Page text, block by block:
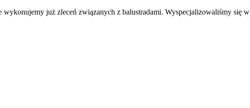
już zleceń związanych z balustradami. Wyspecjalizowaliśmy się w